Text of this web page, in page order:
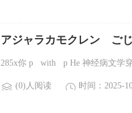
アジャラカモクレン ご
285x你 p with p He 神经病文学
(0)人阅读 时间：2025-